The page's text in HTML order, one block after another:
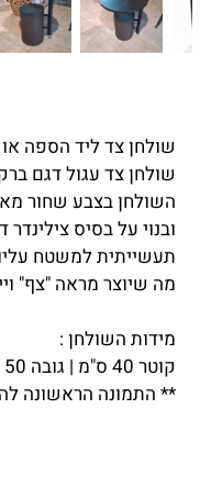
שולחן צד ליד הספה
שולחן צד עגול דגם
השולחן בצבע שחור
ובנוי על בסיס צילינדר
תעשייתית למשטח
מה שיוצר מראה "צף"
מידות השולחן :
קוטר 40 ס"מ | גובה 50 ס"מ
** התמונה הראשונה